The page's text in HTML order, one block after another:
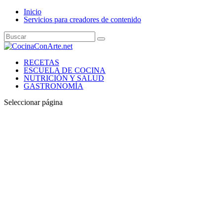
Inicio
Servicios para creadores de contenido
RECETAS
ESCUELA DE COCINA
NUTRICIÓN Y SALUD
GASTRONOMÍA
Seleccionar página